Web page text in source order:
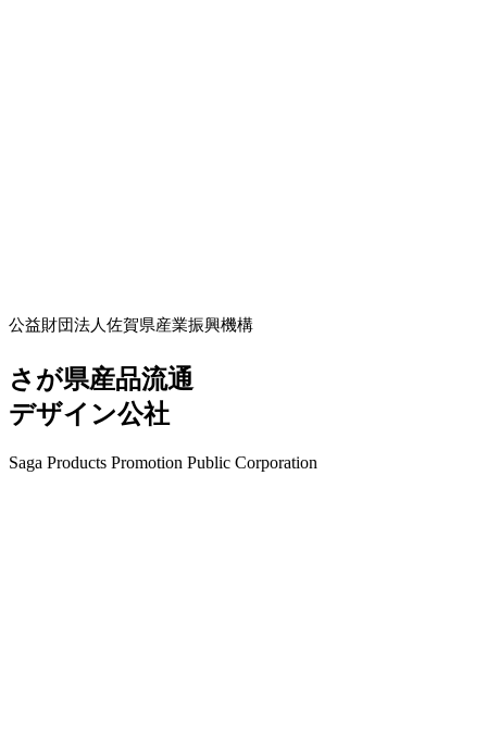
公益財団法人佐賀県産業振興機構
さが県産品流通
デザイン公社
Saga Products Promotion Public Corporation